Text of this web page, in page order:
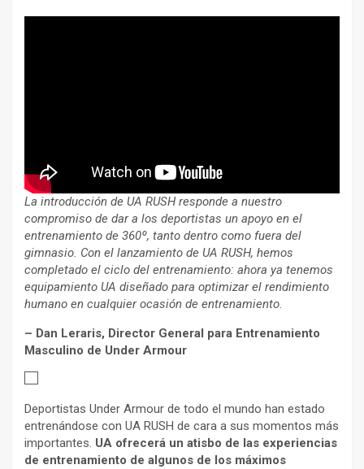
La introducción de UA RUSH responde a nuestro
compromiso de dar a los deportistas un apoyo en el
entrenamiento de 360º, tanto dentro como fuera del
gimnasio. Con el lanzamiento de UA RUSH, hemos
completado el ciclo del entrenamiento: ahora ya tenemos
equipamiento UA diseñado para optimizar el rendimiento
humano en cualquier ocasión de entrenamiento.
– Dan Leraris, Director General para Entrenamiento
Masculino de Under Armour
Deportistas Under Armour de todo el mundo han estado
entrenándose con UA RUSH de cara a sus momentos más
importantes. UA ofrecerá un atisbo de las experiencias
de entrenamiento de algunos de los máximos